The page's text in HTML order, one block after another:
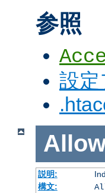
参照
設
説明:
構文: